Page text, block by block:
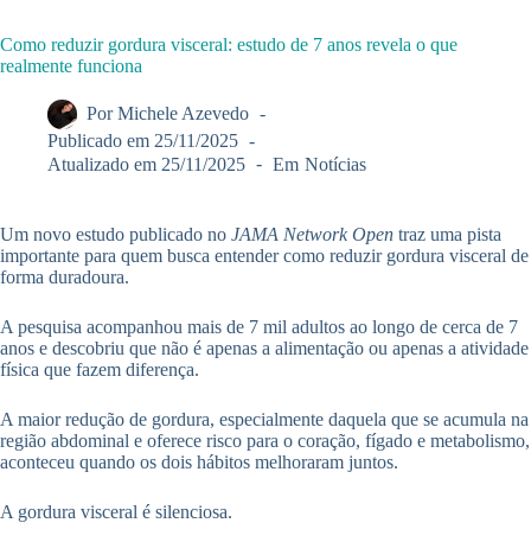
Como reduzir gordura visceral: estudo de 7 anos revela o que
realmente funciona
Por Michele Azevedo
Publicado em 25/11/2025
Atualizado em 25/11/2025 Em Notícias
Um novo estudo publicado no JAMA Network Open traz uma pista
importante para quem busca entender como reduzir gordura visceral de
forma duradoura.
A pesquisa acompanhou mais de 7 mil adultos ao longo de cerca de 7
anos e descobriu que não é apenas a alimentação ou apenas a atividade
física que fazem diferença.
A maior redução de gordura, especialmente daquela que se acumula na
região abdominal e oferece risco para o coração, fígado e metabolismo,
aconteceu quando os dois hábitos melhoraram juntos.
A gordura visceral é silenciosa.